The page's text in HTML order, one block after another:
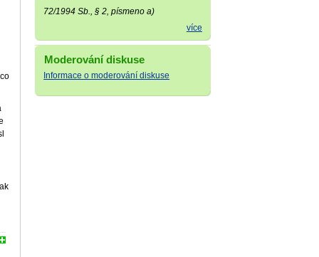
72/1994 Sb., § 2, písmeno a)
více
Moderování diskuse
Informace o moderování diskuse